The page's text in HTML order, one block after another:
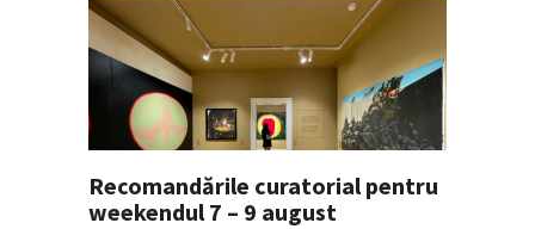
Recomandările curatorial pentru
weekendul 7 – 9 august